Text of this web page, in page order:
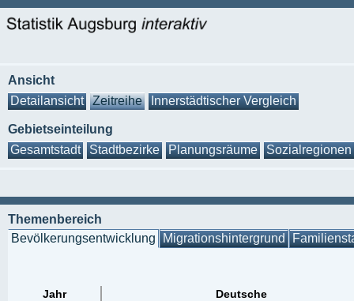
Ansicht
Detailansicht
Zeitreihe Innerstädtischer Vergleich
Gebietseinteilung
Gesamtstadt
Stadtbezirke Planungsräume Sozialregionen
Themenbereich
Bevölkerungsentwicklung Migrationshintergrund
Jahr Deutsche